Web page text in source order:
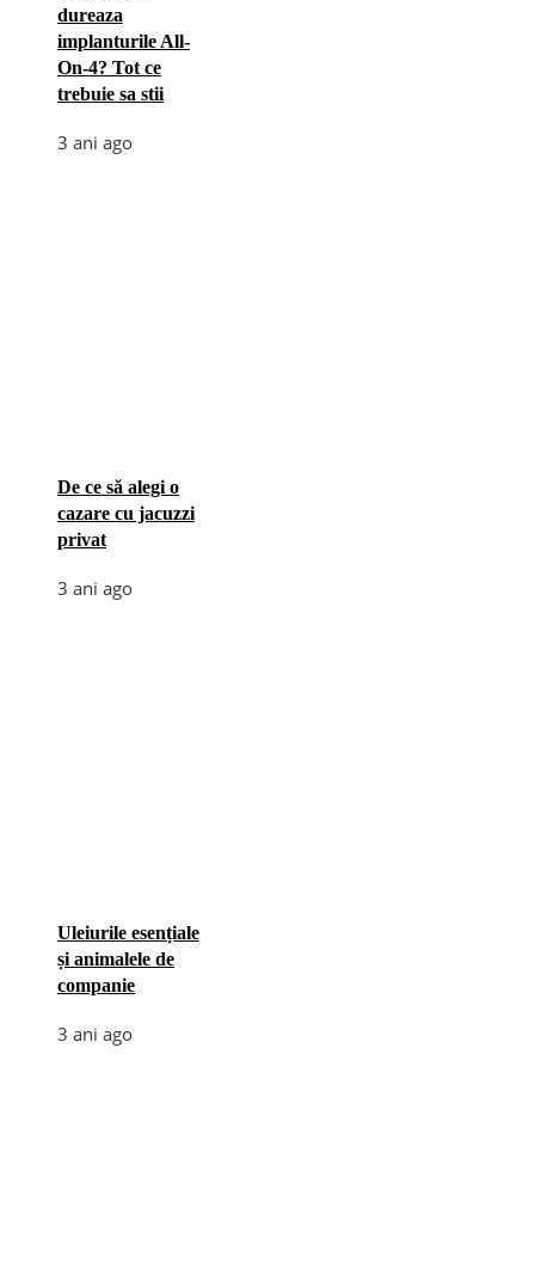
dureaza
implanturile All-
On-4? Tot ce
trebuie sa stii
3 ani ago
De ce să alegi o
cazare cu jacuzzi
privat
3 ani ago
Uleiurile esențiale
și animalele de
companie
3 ani ago